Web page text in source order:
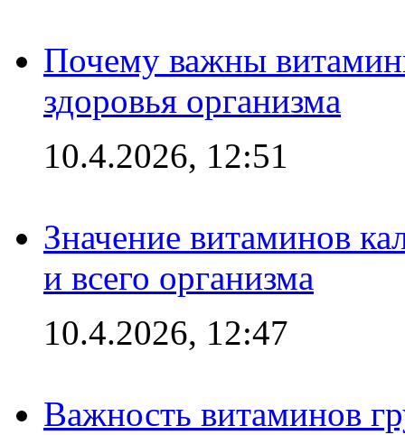
Почему важны
здоровья организма
10.4.2026, 12:51
Значение витаминов
и всего организма
10.4.2026, 12:47
Важность витаминов